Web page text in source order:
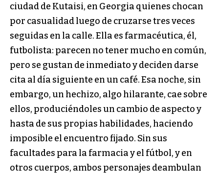
ciudad de Kutaisi, en Georgia quienes chocan
por casualidad luego de cruzarse tres veces
seguidas en la calle. Ella es farmacéutica, él,
futbolista: parecen no tener mucho en común,
pero se gustan de inmediato y deciden darse
cita al día siguiente en un café. Esa noche, sin
embargo, un hechizo, algo hilarante, cae sobre
ellos, produciéndoles un cambio de aspecto y
hasta de sus propias habilidades, haciendo
imposible el encuentro fijado. Sin sus
facultades para la farmacia y el fútbol, y en
otros cuerpos, ambos personajes deambulan